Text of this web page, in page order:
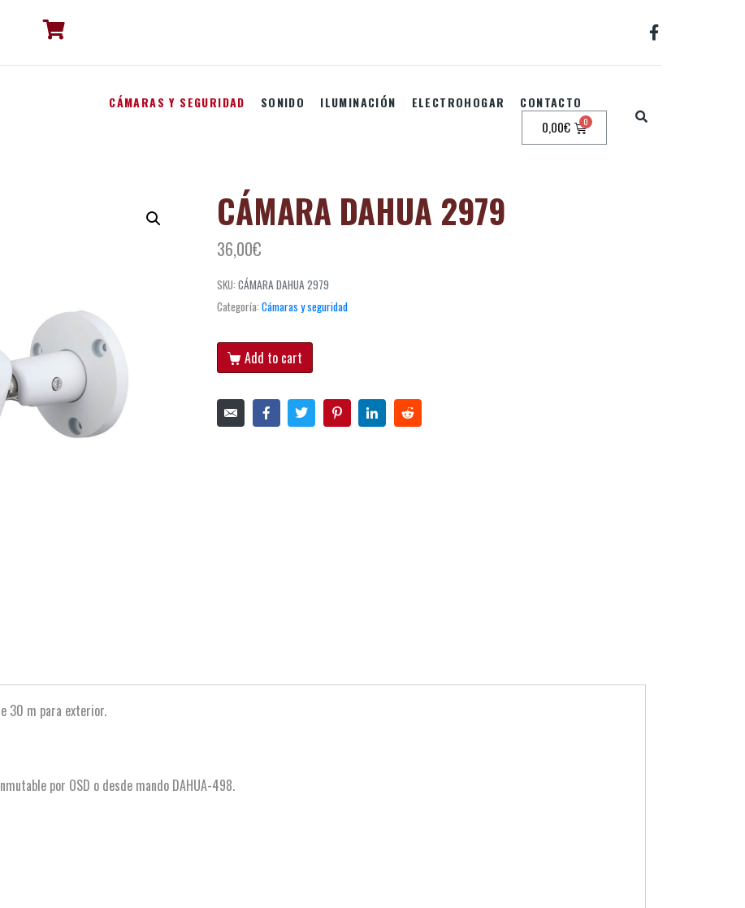
CÁMARAS Y SEGURIDAD SONIDO ILUMINACIÓN ELECTROHOGAR CONTACTO
0,00€
CÁMARA DAHUA 2979
36,00€
SKU: CÁMARA DAHUA 2979
Categoría: Cámaras y seguridad
Add to cart
30 m para exterior.
por OSD o desde mando DAHUA-498.